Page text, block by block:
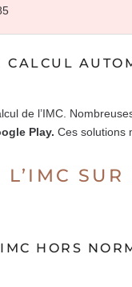
de l’IMC.
Play. Ces solutions
SUR
HORS